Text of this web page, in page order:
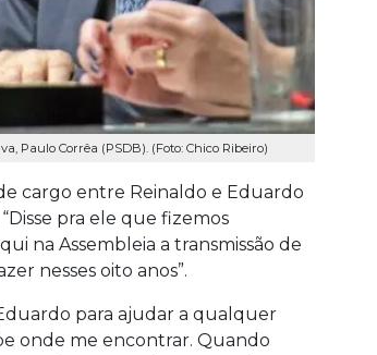
Paulo Corrêa (PSDB). (Foto: Chico Ribeiro)
cargo entre Reinaldo e Eduardo
pra ele que fizemos
na Assembleia a transmissão de
nesses oito anos”.
para ajudar a qualquer
onde me encontrar. Quando